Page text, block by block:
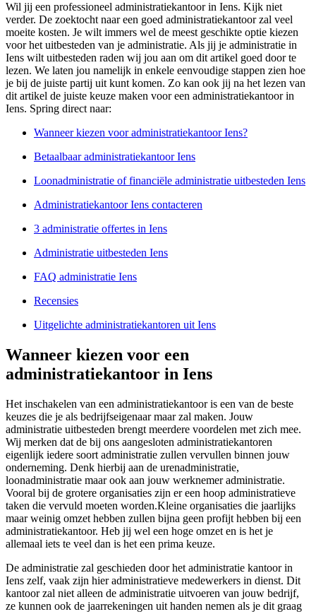
Wil jij een professioneel administratiekantoor in Iens. Kijk niet
verder. De zoektocht naar een goed administratiekantoor zal veel
moeite kosten. Je wilt immers wel de meest geschikte optie kiezen
voor het uitbesteden van je administratie. Als jij je administratie in
Iens wilt uitbesteden raden wij jou aan om dit artikel goed door te
lezen. We laten jou namelijk in enkele eenvoudige stappen zien hoe
je bij de juiste partij uit kunt komen. Zo kan ook jij na het lezen van
dit artikel de juiste keuze maken voor een administratiekantoor in
Iens. Spring direct naar:
Wanneer kiezen voor administratiekantoor Iens?
Betaalbaar administratiekantoor Iens
Loonadministratie of financiële administratie uitbesteden Iens
Administratiekantoor Iens contacteren
3 administratie offertes in Iens
Administratie uitbesteden Iens
FAQ administratie Iens
Recensies
Uitgelichte administratiekantoren uit Iens
Wanneer kiezen voor een
administratiekantoor in Iens
Het inschakelen van een administratiekantoor is een van de beste
keuzes die je als bedrijfseigenaar maar zal maken. Jouw
administratie uitbesteden brengt meerdere voordelen met zich mee.
Wij merken dat de bij ons aangesloten administratiekantoren
eigenlijk iedere soort administratie zullen vervullen binnen jouw
onderneming. Denk hierbij aan de urenadministratie,
loonadministratie maar ook aan jouw werknemer administratie.
Vooral bij de grotere organisaties zijn er een hoop administratieve
taken die vervuld moeten worden.Kleine organisaties die jaarlijks
maar weinig omzet hebben zullen bijna geen profijt hebben bij een
administratiekantoor. Heb jij wel een hoge omzet en is het je
allemaal iets te veel dan is het een prima keuze.
De administratie zal geschieden door het administratie kantoor in
Iens zelf, vaak zijn hier administratieve medewerkers in dienst. Dit
kantoor zal niet alleen de administratie uitvoeren van jouw bedrijf,
ze kunnen ook de jaarrekeningen uit handen nemen als je dit graag